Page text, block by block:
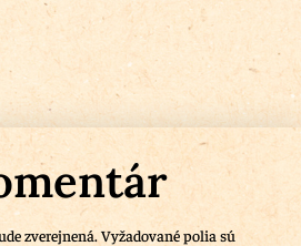
zverejnená.Vyžadované polia sú